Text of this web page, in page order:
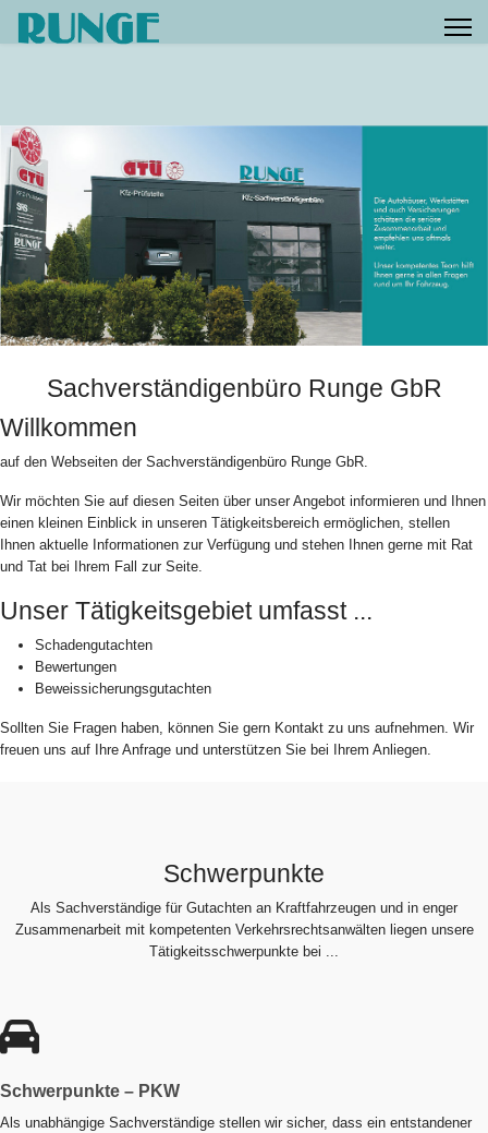
Sachverständigenbüro Runge GbR
Willkommen
auf den Webseiten der Sachverständigenbüro Runge GbR.
Wir möchten Sie auf diesen Seiten über unser Angebot informieren und Ihnen
einen kleinen Einblick in unseren Tätigkeitsbereich ermöglichen, stellen
Ihnen aktuelle Informationen zur Verfügung und stehen Ihnen gerne mit Rat
und Tat bei Ihrem Fall zur Seite.
Unser Tätigkeitsgebiet umfasst ...
Schadengutachten
Bewertungen
Beweissicherungsgutachten
Sollten Sie Fragen haben, können Sie gern Kontakt zu uns aufnehmen. Wir
freuen uns auf Ihre Anfrage und unterstützen Sie bei Ihrem Anliegen.
Schwerpunkte
Als Sachverständige für Gutachten an Kraftfahrzeugen und in enger
Zusammenarbeit mit kompetenten Verkehrsrechtsanwälten liegen unsere
Tätigkeitsschwerpunkte bei ...
Schwerpunkte – PKW
Als unabhängige Sachverständige stellen wir sicher, dass ein entstandener